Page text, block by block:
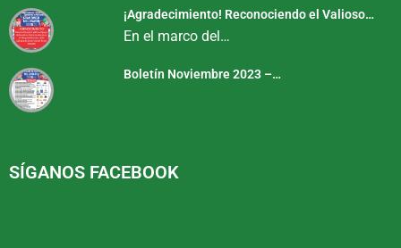
¡Agradecimiento! Reconociendo el Valioso…
En el marco del…
Boletín Noviembre 2023 –…
SÍGANOS FACEBOOK